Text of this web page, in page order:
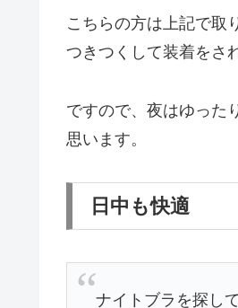
こちらの方は上記で取
つきつくして装着をさ
ですので、夜はゆった
思います。
日中も快適
ナイトブラを探し